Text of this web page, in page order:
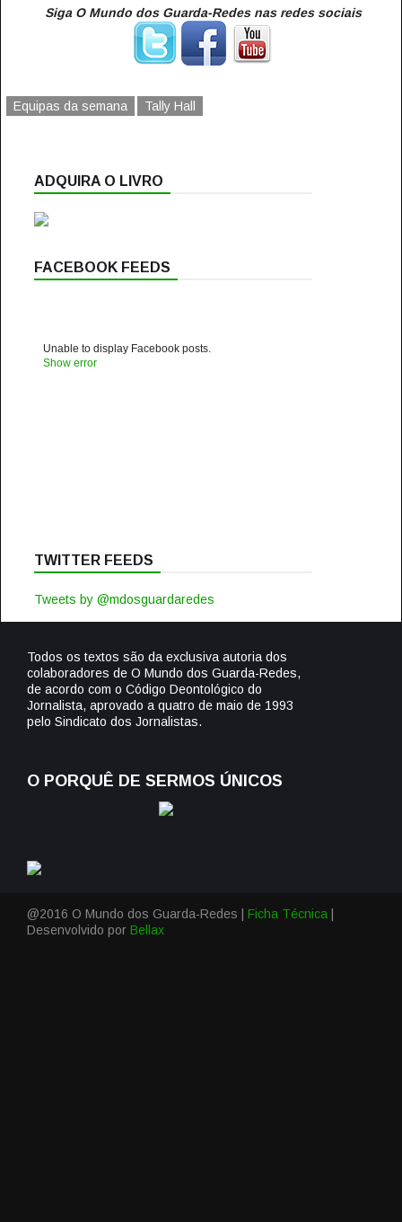
Siga O Mundo dos Guarda-Redes nas redes sociais
Equipas da semana Tally Hall
ADQUIRA O LIVRO
FACEBOOK FEEDS
Unable to display Facebook posts.
Show error
TWITTER FEEDS
Tweets by @mdosguardaredes
Todos os textos são da exclusiva autoria dos
colaboradores de O Mundo dos Guarda-Redes,
de acordo com o Código Deontológico do
Jornalista, aprovado a quatro de maio de 1993
pelo Sindicato dos Jornalistas.
O PORQUÊ DE SERMOS ÚNICOS
@2016 O Mundo dos Guarda-Redes | Ficha Técnica
Desenvolvido por Bellax